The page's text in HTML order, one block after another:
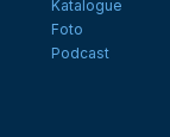
Katalogue
Foto
Podcast